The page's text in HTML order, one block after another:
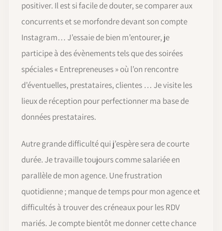
positiver. Il est si facile de douter, se comparer aux
concurrents et se morfondre devant son compte
Instagram… J’essaie de bien m’entourer, je
participe à des évènements tels que des soirées
spéciales « Entrepreneuses » où l’on rencontre
d’éventuelles, prestataires, clientes … Je visite les
lieux de réception pour perfectionner ma base de
données prestataires.
Autre grande difficulté qui j’espère sera de courte
durée. Je travaille toujours comme salariée en
parallèle de mon agence. Une frustration
quotidienne ; manque de temps pour mon agence et
difficultés à trouver des créneaux pour les RDV
mariés. Je compte bientôt me donner cette chance